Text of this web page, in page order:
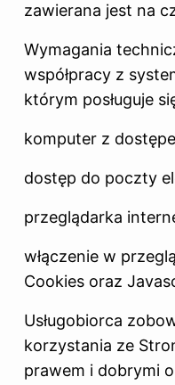
zawierana jest na
Wymagania
współpracy z
którym posługuje
komputer z
dostęp do poczty
przeglądarka
włączenie w
Cookies oraz
Usługobiorca
korzystania ze
prawem i dobrymi